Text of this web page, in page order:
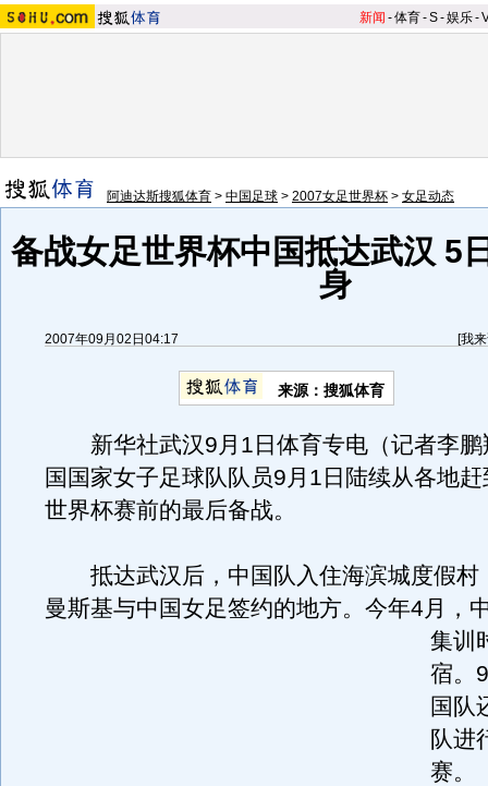
新闻 -体育-S-娱乐-
阿迪达斯搜狐体育 > 中国足球 > 2007女足世界杯 > 女足动态
备战女足世界杯中国抵达武汉 5
身
2007年09月02日04:17 [我
来源：搜狐体育
新华社武汉9月1日体育专电（记者李鹏
国国家女子足球队队员9月1日陆续从各地
世界杯赛前的最后备战。
抵达武汉后，中国队入住海滨城度假村
曼斯基与中国女足签约的地方。 今年4月，
集训
宿。
国队
队进
赛。